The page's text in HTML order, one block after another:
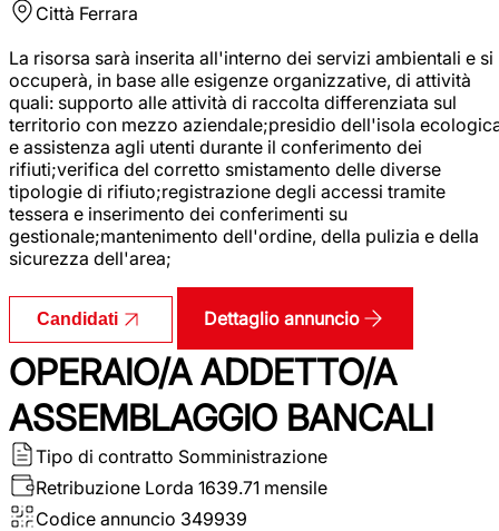
Città Ferrara
La risorsa sarà inserita all'interno dei servizi ambientali e si
occuperà, in base alle esigenze organizzative, di attività
quali: supporto alle attività di raccolta differenziata sul
territorio con mezzo aziendale;presidio dell'isola
e assistenza agli utenti durante il conferimento dei
rifiuti;verifica del corretto smistamento delle diverse
tipologie di rifiuto;registrazione degli accessi tramite
tessera e inserimento dei conferimenti su
gestionale;mantenimento dell'ordine, della pulizia e della
sicurezza dell'area;
Candidati Dettaglio annuncio
OPERAIO/A ADDETTO/A
ASSEMBLAGGIO BANCALI
Tipo di contratto Somministrazione
Retribuzione Lorda 1639.71 mensile
Codice annuncio 349939